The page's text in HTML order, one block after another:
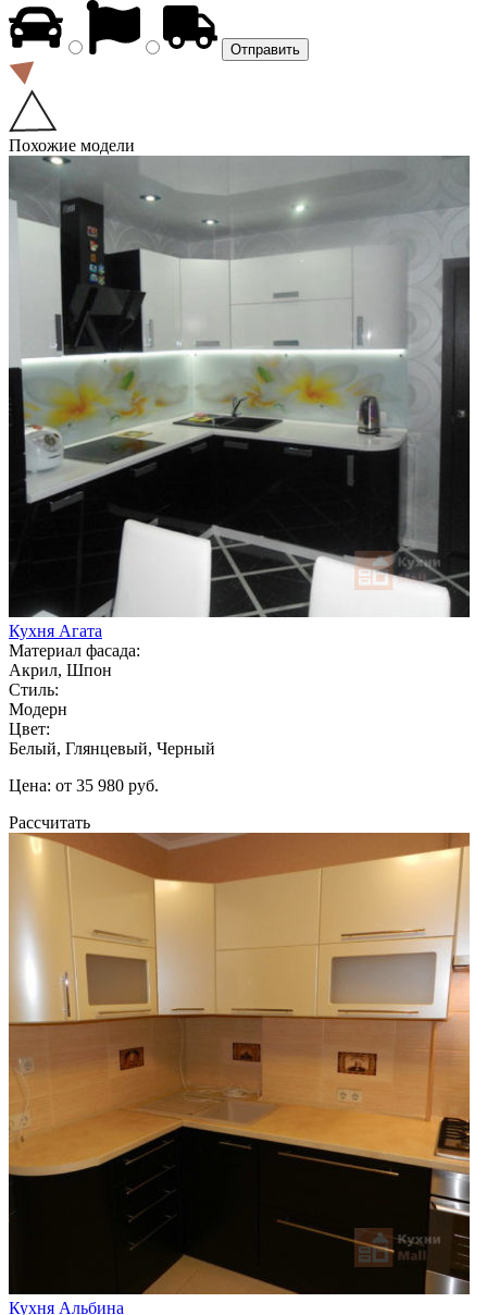
Похожие модели
Кухня Агата
Материал фасада:
Акрил, Шпон
Стиль:
Модерн
Цвет:
Белый, Глянцевый, Черный
Цена: от 35 980 руб.
Рассчитать
Кухня Альбина